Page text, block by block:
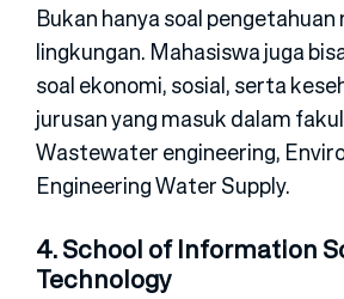
Bukan hanya soal pengetahuan
lingkungan. Mahasiswa juga
soal ekonomi, sosial, serta
jurusan yang masuk dalam
Wastewater engineering,
Engineering Water Supply.
4. School of Information
Technology